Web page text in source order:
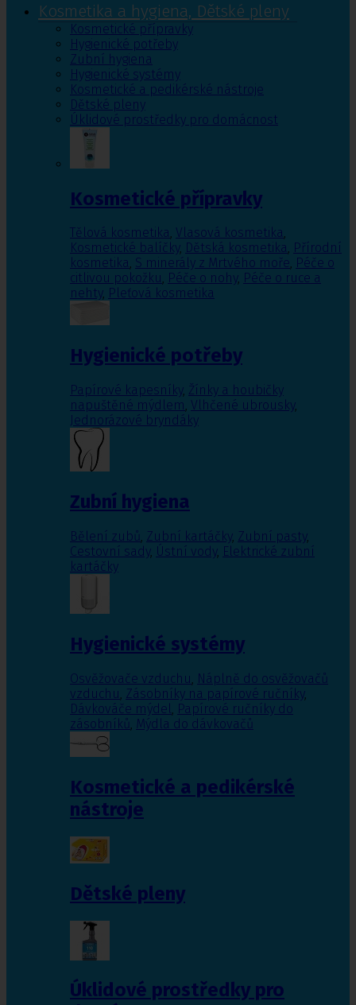
Kosmetika a hygiena, Dětské pleny
Kosmetické přípravky
Hygienické potřeby
Zubní hygiena
Hygienické systémy
Kosmetické a pedikérské nástroje
Dětské pleny
Úklidové prostředky pro domácnost
Kosmetické přípravky
Tělová kosmetika, Vlasová kosmetika,
Kosmetické balíčky, Dětská kosmetika, Přírodní
kosmetika, S minerály z Mrtvého moře, Péče o
citlivou pokožku, Péče o nohy, Péče o ruce a
nehty, Pleťová kosmetika
Hygienické potřeby
Papírové kapesníky, Žínky a houbičky
napuštěné mýdlem, Vlhčené ubrousky,
Jednorázové bryndáky
Zubní hygiena
Bělení zubů, Zubní kartáčky, Zubní pasty,
Cestovní sady, Ústní vody, Elektrické zubní
kartáčky
Hygienické systémy
Osvěžovače vzduchu, Náplně do osvěžovačů
vzduchu, Zásobníky na papírové ručníky,
Dávkováče mýdel, Papírové ručníky do
zásobníků, Mýdla do dávkovačů
Kosmetické a pedikérské
nástroje
Dětské pleny
Úklidové prostředky pro